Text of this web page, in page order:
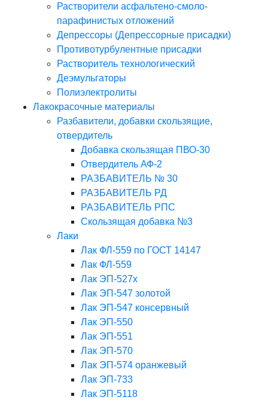
Растворители асфальтено-смоло-
парафинистых отложений
Депрессоры (Депрессорные присадки)
Противотурбулентные присадки
Растворитель технологический
Деэмульгаторы
Полиэлектролиты
Лакокрасочные материалы
Разбавители, добавки скользящие,
отвердитель
Добавка скользящая ПВО-30
Отвердитель АФ-2
РАЗБАВИТЕЛЬ № 30
РАЗБАВИТЕЛЬ РД
РАЗБАВИТЕЛЬ РПС
Скользящая добавка №3
Лаки
Лак ФЛ-559 по ГОСТ 14147
Лак ФЛ-559
Лак ЭП-527х
Лак ЭП-547 золотой
Лак ЭП-547 консервный
Лак ЭП-550
Лак ЭП-551
Лак ЭП-570
Лак ЭП-574 оранжевый
Лак ЭП-733
Лак ЭП-5118